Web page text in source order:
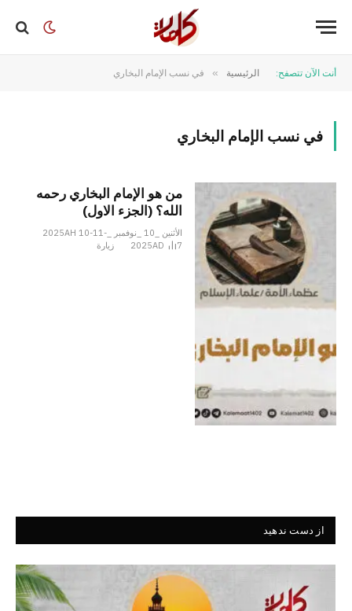
أنت الآن تتصفح: الرئيسية » في نسب الإمام البخاري
في نسب الإمام البخاري
من هو الإمام البخاري رحمه
الله؟ (الجزء الاول)
الأثنين _10 _نوفمبر _2025AH 10-11-
2025AD
7 زيارة
از دست ندهید